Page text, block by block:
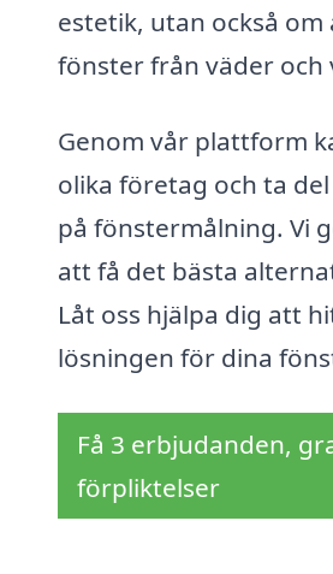
estetik, utan också om
fönster från väder och
Genom vår plattform
olika företag och ta
på fönstermålning. Vi
att få det bästa
Låt oss hjälpa dig att
lösningen för dina
Få 3 erbjudanden,
förpliktelser